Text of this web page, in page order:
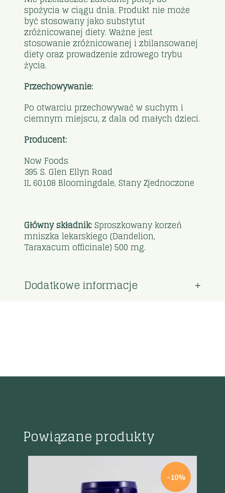
spożycia w ciągu dnia. Produkt nie może
być stosowany jako substytut
zróżnicowanej diety. Ważne jest
stosowanie zróżnicowanej i zbilansowanej
diety oraz prowadzenie zdrowego trybu
życia.
Przechowywanie:
Po otwarciu przechowywać w suchym i
ciemnym miejscu, z dala od małych dzieci.
Producent:
Now Foods
395 S. Glen Ellyn Road
IL 60108 Bloomingdale, Stany Zjednoczone
Główny składnik:Sproszkowany korzeń
mniszka lekarskiego (Dandelion,
Taraxacum officinale) 500 mg.
Dodatkowe informacje
Powiązane produkty
-10%